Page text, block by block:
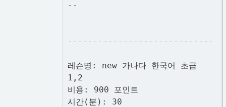
--
-----------------------------
--
레슨명: new 가나다 한국어 초급
1,2
비용: 900 포인트
시간(분): 30